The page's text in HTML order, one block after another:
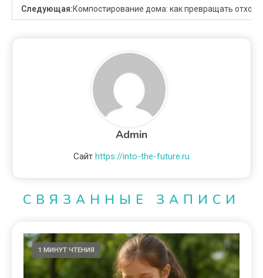
Следующая:Компостирование дома: как превращать
Admin
Сайт https://into-the-future.ru
СВЯЗАННЫЕ ЗАПИСИ
1 МИНУТ ЧТЕНИЯ